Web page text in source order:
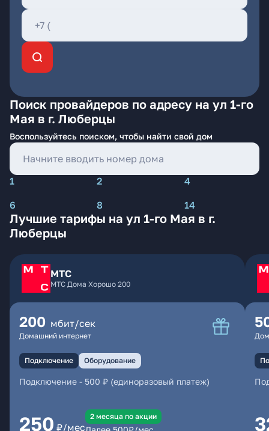
Поиск провайдеров по адресу на ул 1-го
Мая в г. Люберцы
Воспользуйтесь поиском, чтобы найти свой дом
1 2
4
6
8 14
Лучшие тарифы на ул 1-го Мая в г.
Люберцы
МТС
МТС Дома Хорошо 200
200 мбит/сек
Домашний интернет
Подключение Оборудование
Подключение - 500 ₽ (единоразовый платеж)
250 ₽/мес
2 месяцa по акции